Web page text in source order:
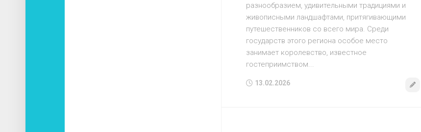
разнообразием, удивительными традициями и
живописными ландшафтами, притягивающими
путешественников со всего мира. Среди
государств этого региона особое место
занимает королевство, известное
гостеприимством...
13.02.2026